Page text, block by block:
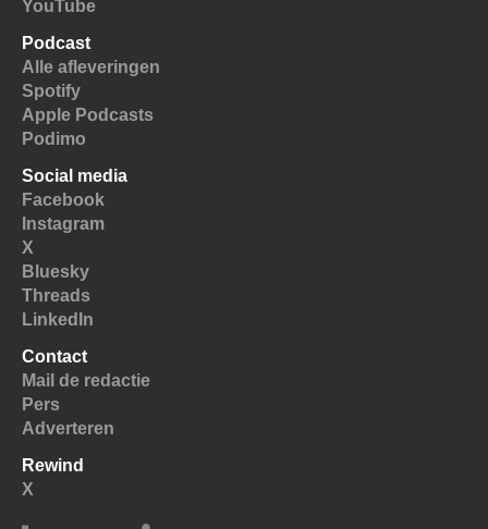
YouTube
Podcast
Alle afleveringen
Spotify
Apple Podcasts
Podimo
Social media
Facebook
Instagram
X
Bluesky
Threads
LinkedIn
Contact
Mail de redactie
Pers
Adverteren
Rewind
X